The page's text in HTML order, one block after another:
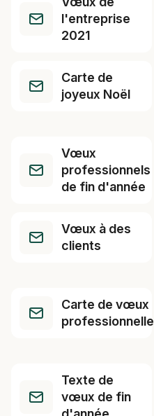
l'entreprise
2021
Carte de
joyeux Noël
Vœux
professionnels
de fin d'année
Vœux à des
clients
Carte de vœux
professionnelle
Texte de
vœux de fin